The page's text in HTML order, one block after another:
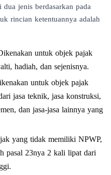
jenis berdasarkan pada
rincian ketentuannya adalah
untuk objek pajak
hadiah, dan sejenisnya.
untuk objek pajak
jasa teknik, jasa konstruksi,
dan jasa-jasa lainnya yang
yang tidak memiliki NPWP,
pasal 23nya 2 kali lipat dari